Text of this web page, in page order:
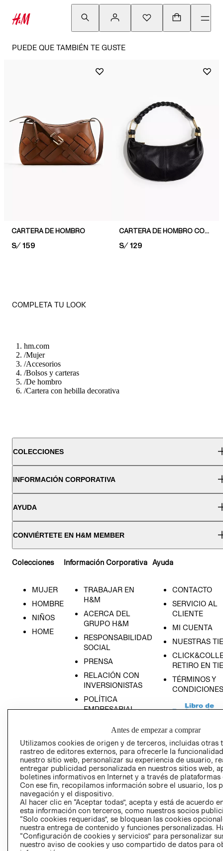
PUEDE QUE TAMBIÉN TE GUSTE
CARTERA DE HOMBRO
PRICE:
S/ 159
CARTERA DE HOMBRO CON CORREA TRENZADA
PRICE:
S/ 129
COMPLETA TU LOOK
hm.com
/Mujer
/Accesorios
/Bolsos y carteras
/De hombro
/Cartera con hebilla decorativa
COLECCIONES
INFORMACIÓN CORPORATIVA
AYUDA
CONVIÉRTETE EN H&M MEMBER
Colecciones
MUJER
HOMBRE
NIÑOS
HOME
Información Corporativa
TRABAJAR EN
H&M
ACERCA DEL
GRUPO H&M
RESPONSABILIDAD
SOCIAL
PRENSA
RELACIÓN CON
INVERSIONISTAS
POLÍTICA
EMPRESARIAL
Ayuda
CONTACTO
SERVICIO AL
CLIENTE
MI CUENTA
NUESTRAS
RETIRO EN
TÉRMINOS Y
CONDICIONES
AVISO DE
PRIVACIDAD
GIFT CARD
Antes de empezar a comprar
Utilizamos cookies de origen y de terceros, incluidas otras
rastreo de editores externos, para ofrecerle la
nuestro sitio web, personalizar su experiencia de usuario,
entregar publicidad personalizada en nuestros sitios web,
boletines informativos en Internet y a través de plataformas
Con ese fin, recopilamos información sobre el usuario, los
navegación y el dispositivo.
Al hacer clic en “Aceptar todas”, acepta y está de acuerdo
esta información con terceros, como nuestros socios
“Solo cookies requeridas”, se bloquean las cookies
nuestra entrega de contenido y funciones personalizadas.
“Configuración de cookies y servicios” para personalizar
nuestro aviso de cookies y uso compartido de datos para